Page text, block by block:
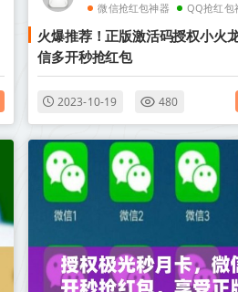
微信抢红包神器 QQ抢红包
火爆推荐！正版激活码授权小火
信多开秒抢红包
2023-10-19 480